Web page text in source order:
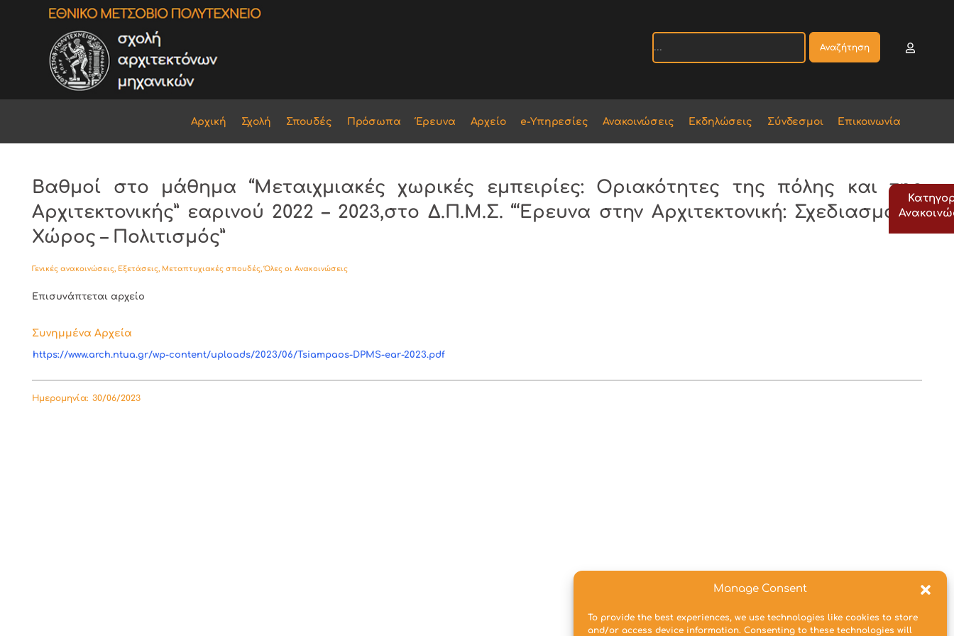
Manage Consent
To provide the best experiences, we use technologies like cookies to store
and/or access device information. Consenting to these technologies will
Αναζήτηση
Αρχική Σχολή Σπουδές Πρόσωπα Έρευνα Αρχείο e-Υπηρεσίες Ανακοινώσεις Εκδηλώσεις Σύνδεσμοι Επικοινωνία
Βαθμοί στο μάθημα “Μεταιχμιακές χωρικές εμπειρίες: Οριακότητες της πόλης και της
Αρχιτεκτονικής” εαρινού 2022 – 2023,στο Δ.Π.Μ.Σ. “‘Ερευνα στην Αρχιτεκτονική: Σχεδιασμός –
Χώρος – Πολιτισμός”
Γενικές ανακοινώσεις, Εξετάσεις, Μεταπτυχιακές σπουδές,Όλες οι Ανακοινώσεις
Επισυνάπτεται αρχείο
Συνημμένα Αρχεία
https://www.arch.ntua.gr/wp-content/uploads/2023/06/Tsiampaos-DPMS-ear-2023.pdf
Ημερομηνία: 30/06/2023